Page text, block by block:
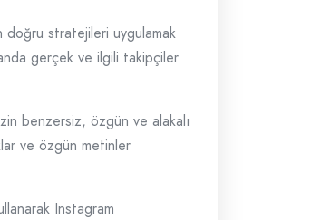
doğru stratejileri uygulamak
gerçek ve ilgili takipçiler
benzersiz, özgün ve alakalı
ve özgün metinler
Instagram